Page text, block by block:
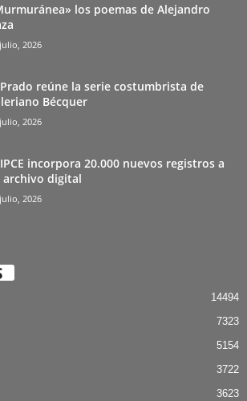
los poemas de Alejandro
2026
reúne la serie costumbrista de
Bécquer
2026
incorpora 20.000 nuevos registros a
archivo digital
2026
14494
7323
5154
3722
3623